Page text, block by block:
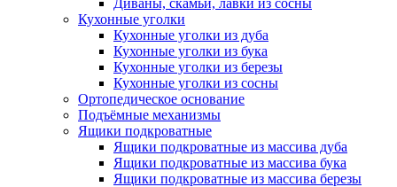
Диваны, скамьи, лавки из сосны
Кухонные уголки
Кухонные уголки из дуба
Кухонные уголки из бука
Кухонные уголки из березы
Кухонные уголки из сосны
Ортопедическое основание
Подъёмные механизмы
Ящики подкроватные
Ящики подкроватные из массива дуба
Ящики подкроватные из массива бука
Ящики подкроватные из массива березы